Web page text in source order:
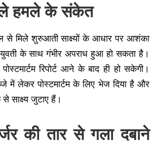
हमले के संकेत
से मिले शुरुआती साक्ष्यों के आधार पर आशंका
के साथ गंभीर अपराध हुआ हो सकता है।
रिपोर्ट आने के बाद ही हो सकेगी।
में लेकर पोस्टमार्टम के लिए भेज दिया है और
साक्ष्य जुटाए हैं।
की तार से गला दबाने